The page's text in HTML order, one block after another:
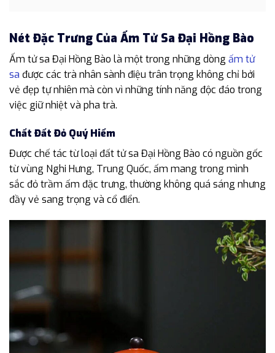
Nét Đặc Trưng Của Ấm Tử Sa Đại Hồng Bào
Ấm tử sa Đại Hồng Bào là một trong những dòng ấm tử
sa được các trà nhân sành điệu trân trọng không chỉ bởi
vẻ đẹp tự nhiên mà còn vì những tính năng độc đáo trong
việc giữ nhiệt và pha trà.
Chất Đất Đỏ Quý Hiếm
Được chế tác từ loại đất tử sa Đại Hồng Bào có nguồn gốc
từ vùng Nghi Hưng, Trung Quốc, ấm mang trong mình
sắc đỏ trầm ấm đặc trưng, thường không quá sáng nhưng
đầy vẻ sang trọng và cổ điển.